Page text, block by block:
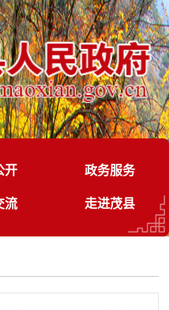
开 政务服务
流 走进茂县